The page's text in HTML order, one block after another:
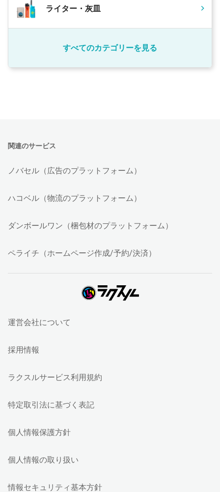
ライター・灰皿
すべてのカテゴリーを見る
関連のサービス
ノバセル（広告のプラットフォーム）
ハコベル（物流のプラットフォーム）
ダンボールワン（梱包材のプラットフォーム）
ペライチ（ホームページ作成/予約/決済）
運営会社について
採用情報
ラクスルサービス利用規約
特定取引法に基づく表記
個人情報保護方針
個人情報の取り扱い
情報セキュリティ基本方針